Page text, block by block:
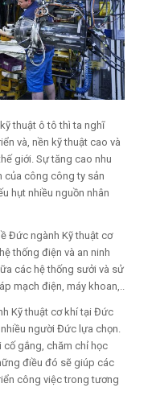
thuật ô tô thì ta nghĩ
và, nền kỹ thuật cao và
giới. Sự tăng cao nhu
của công công ty sản
hụt nhiều nguồn nhân
Đức ngành Kỹ thuật cơ
thống điện và an ninh
các hệ thống sưởi và sử
mạch điện, máy khoan,..
Kỹ thuật cơ khí tại Đức
người Đức lựa chọn.
cố gắng, chăm chỉ học
điều đó sẽ giúp các
công việc trong tương